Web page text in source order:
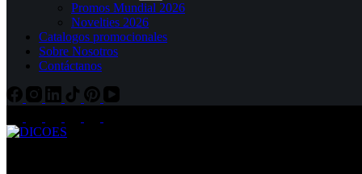
Promos Mundial 2026
Novelties 2026
Catalogos promocionales
Sobre Nosotros
Contáctanos